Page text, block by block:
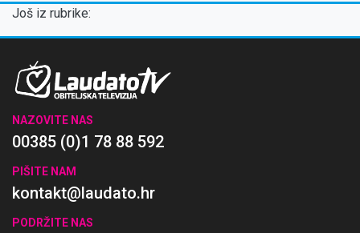
Još iz rubrike:
NAZOVITE NAS
00385 (0)1 78 88 592
PIŠITE NAM
kontakt@laudato.hr
PODRŽITE NAS